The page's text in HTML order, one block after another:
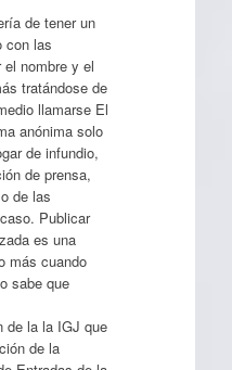
de tener un
con las
nombre y el
tratándose de
llamarse El
anónima solo
de infundio,
de prensa,
de las
Publicar
es una
más cuando
sabe que
de la la IGJ que
de la